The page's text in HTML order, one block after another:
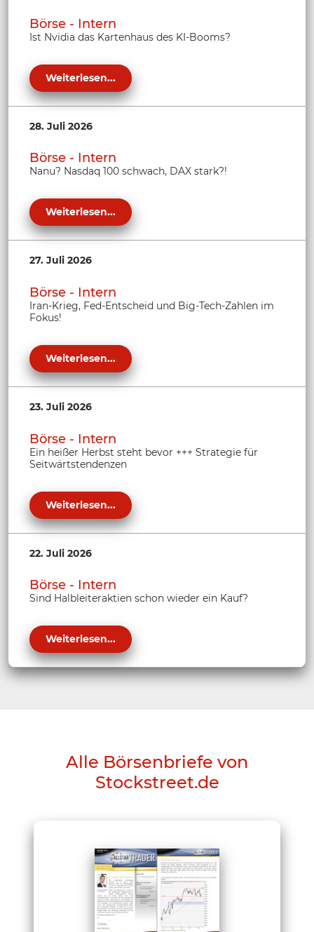
Börse - Intern
Ist Nvidia das Kartenhaus des KI-Booms?
Weiterlesen...
28. Juli 2026
Börse - Intern
Nanu? Nasdaq 100 schwach, DAX stark?!
Weiterlesen...
27. Juli 2026
Börse - Intern
Iran-Krieg, Fed-Entscheid und Big-Tech-Zahlen im
Fokus!
Weiterlesen...
23. Juli 2026
Börse - Intern
Ein heißer Herbst steht bevor +++ Strategie für
Seitwärtstendenzen
Weiterlesen...
22. Juli 2026
Börse - Intern
Sind Halbleiteraktien schon wieder ein Kauf?
Weiterlesen...
Alle Börsenbriefe von
Stockstreet.de